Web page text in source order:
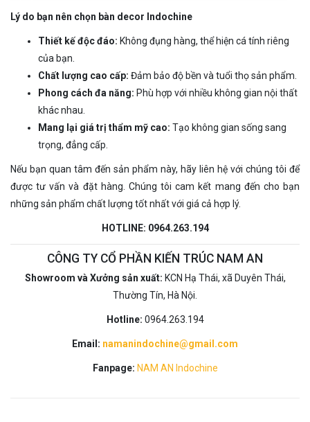
Lý do bạn nên chọn bàn decor Indochine
Thiết kế độc đáo: Không đụng hàng, thể hiện cá tính riêng
của bạn.
Chất lượng cao cấp: Đảm bảo độ bền và tuổi thọ sản phẩm.
Phong cách đa năng: Phù hợp với nhiều không gian nội thất
khác nhau.
Mang lại giá trị thẩm mỹ cao: Tạo không gian sống sang
trọng, đẳng cấp.
Nếu bạn quan tâm đến sản phẩm này, hãy liên hệ với chúng tôi để
được tư vấn và đặt hàng. Chúng tôi cam kết mang đến cho bạn
những sản phẩm chất lượng tốt nhất với giá cả hợp lý.
HOTLINE: 0964.263.194
CÔNG TY CỔ PHẦN KIẾN TRÚC NAM AN
Showroom và Xưởng sản xuất: KCN Hạ Thái, xã Duyên Thái,
Thường Tín, Hà Nội.
Hotline: 0964.263.194
Email: namanindochine@gmail.com
Fanpage: NAM AN Indochine